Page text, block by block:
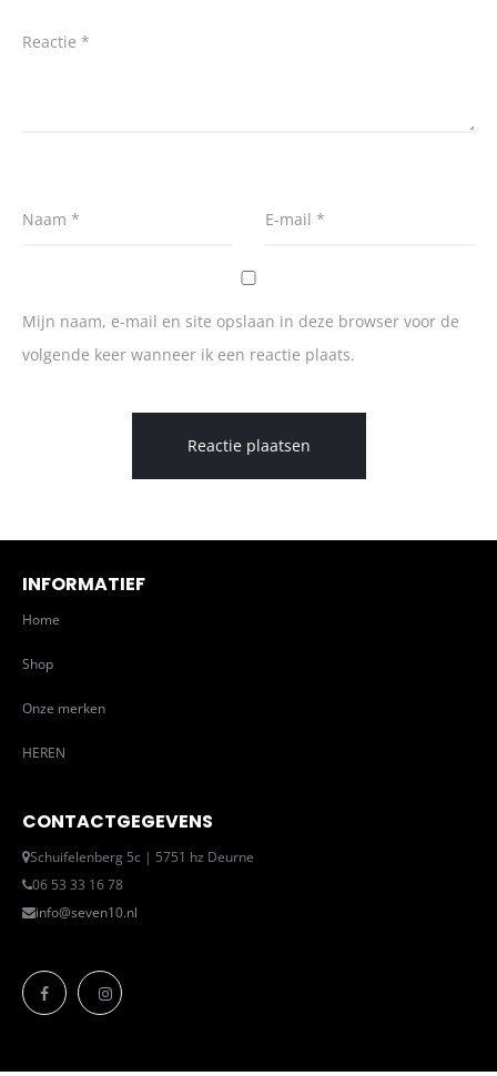
Reactie *
Naam * E-mail *
Mijn naam, e-mail en site opslaan in deze browser voor de
volgende keer wanneer ik een reactie plaats.
INFORMATIEF
Home
Shop
Onze merken
HEREN
CONTACTGEGEVENS
Schuifelenberg 5c | 5751 hz Deurne
06 53 33 16 78
info@seven10.nl